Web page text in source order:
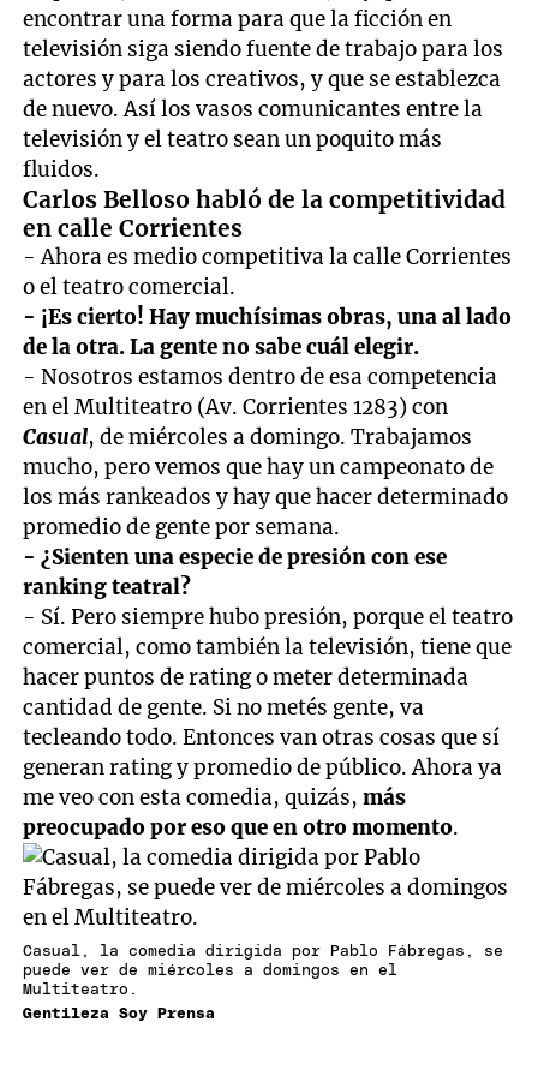
encontrar una forma para que la ficción en
televisión siga siendo fuente de trabajo para los
actores y para los creativos, y que se establezca
de nuevo. Así los vasos comunicantes entre la
televisión y el teatro sean un poquito más
fluidos.
Carlos Belloso habló de la competitividad
en calle Corrientes
- Ahora es medio competitiva la calle Corrientes
o el teatro comercial.
- ¡Es cierto! Hay muchísimas obras, una al lado
de la otra. La gente no sabe cuál elegir.
- Nosotros estamos dentro de esa competencia
en el Multiteatro (Av. Corrientes 1283) con
Casual, de miércoles a domingo. Trabajamos
mucho, pero vemos que hay un campeonato de
los más rankeados y hay que hacer determinado
promedio de gente por semana.
- ¿Sienten una especie de presión con ese
ranking teatral?
- Sí. Pero siempre hubo presión, porque el teatro
comercial, como también la televisión, tiene que
hacer puntos de rating o meter determinada
cantidad de gente. Si no metés gente, va
tecleando todo. Entonces van otras cosas que sí
generan rating y promedio de público. Ahora ya
me veo con esta comedia, quizás,más
preocupado por eso que en otro momento.
Casual, la comedia dirigida por Pablo Fábregas, se
puede ver de miércoles a domingos en el
Multiteatro.
Gentileza Soy Prensa